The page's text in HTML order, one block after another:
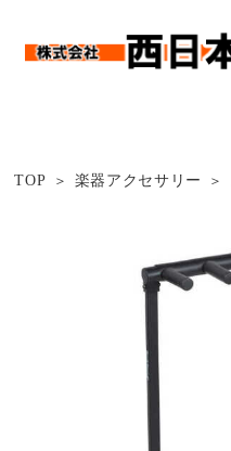
TOP 楽器アクセサリー